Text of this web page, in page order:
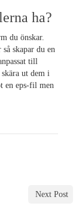
ha?
du önskar.
skapar du en
till
ut dem i
en eps-fil men
Next Post